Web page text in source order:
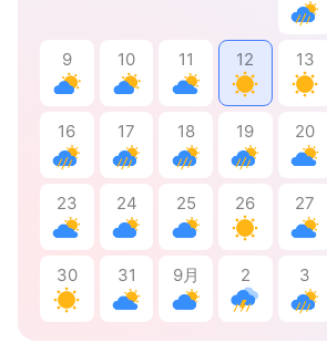
9 10 11 12 13
16 17 18 19 20
23 24 25 26 27
30 31 9月 2 3